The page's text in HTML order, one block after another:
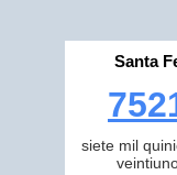
Santa
siete mil